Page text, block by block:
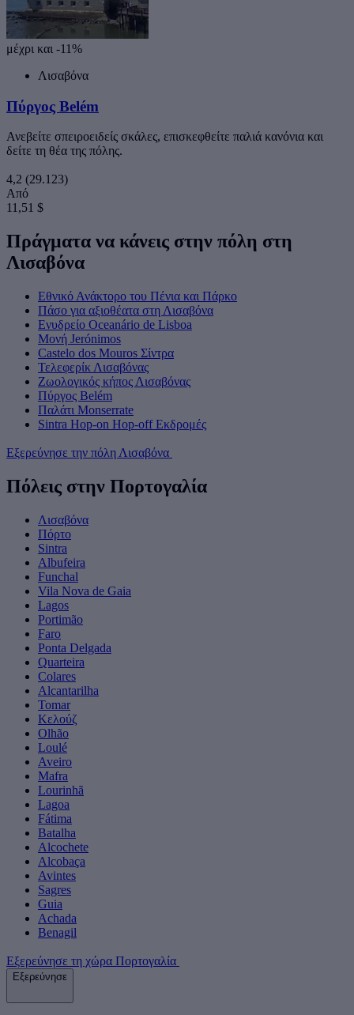
μέχρι και -11%
Λισαβόνα
Πύργος Belém
Ανεβείτε σπειροειδείς σκάλες, επισκεφθείτε παλιά κανόνια και
δείτε τη θέα της πόλης.
4,2 (29.123)
Από
11,51 $
Πράγματα να κάνεις στην πόλη στη
Λισαβόνα
Εθνικό Ανάκτορο του Πένια και Πάρκο
Πάσο για αξιοθέατα στη Λισαβόνα
Ενυδρείο Oceanário de Lisboa
Μονή Jerónimos
Castelo dos Mouros Σίντρα
Τελεφερίκ Λισαβόνας
Ζωολογικός κήπος Λισαβόνας
Πύργος Belém
Παλάτι Monserrate
Sintra Hop-on Hop-off Εκδρομές
Εξερεύνησε την πόλη Λισαβόνα
Πόλεις στην Πορτογαλία
Λισαβόνα
Πόρτο
Sintra
Albufeira
Funchal
Vila Nova de Gaia
Lagos
Portimão
Faro
Ponta Delgada
Quarteira
Colares
Alcantarilha
Tomar
Κελούζ
Olhão
Loulé
Aveiro
Mafra
Lourinhã
Lagoa
Fátima
Batalha
Alcochete
Alcobaça
Avintes
Sagres
Guia
Achada
Benagil
Εξερεύνησε τη χώρα Πορτογαλία
Εξερεύνησε